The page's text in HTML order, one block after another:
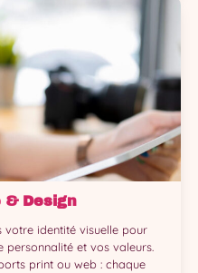
& Design
votre identité visuelle pour
personnalité et vos valeurs.
print ou web : chaque